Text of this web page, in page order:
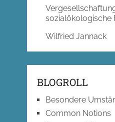
sozialökologische
Wilfried Jannack
BLOGROLL
Besondere
Common Notions